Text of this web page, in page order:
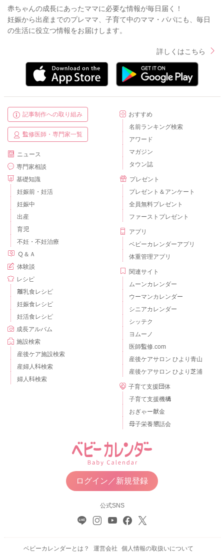
赤ちゃんの成長にあったママに必要な情報が毎日届く！
妊娠から出産までのプレママ、子育て中のママ・パパにも、毎日
の生活に役立つ情報をお届けします。
詳しくはこちら
記事制作への取り組み
監修医師・専門家一覧
ニュース
専門家相談
基礎知識
妊娠前・妊活
妊娠中
出産
育児
不妊・不妊治療
Ｑ＆Ａ
体験談
レシピ
離乳食レシピ
妊娠食レシピ
妊活食レシピ
成長アルバム
施設検索
産後ケア施設検索
産婦人科検索
婦人科検索
おすすめ
名前ランキング検索
アワード
マガジン
タウン誌
プレゼント
プレゼント＆アンケート
全員無料プレゼント
ファーストプレゼント
アプリ
ベビーカレンダーアプリ
体重管理アプリ
関連サイト
ムーンカレンダー
ウーマンカレンダー
シニアカレンダー
シッテク
ヨムーノ
医師監修.com
産後ケアサロン ひより青山
産後ケアサロン ひより芝浦
子育て支援団体
子育て支援機構
おぎゃー献金
母子栄養懇話会
ログイン／新規登録
公式SNS
ベビーカレンダーとは？ 運営会社 個人情報の取扱いについて